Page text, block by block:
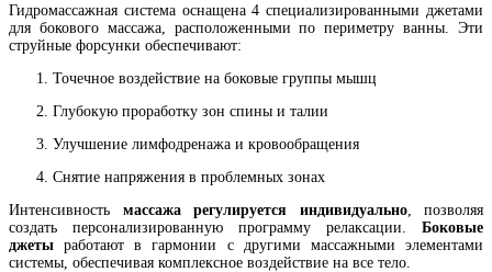
Гидромассажная система оснащена 4 специализированными джетами
для бокового массажа, расположенными по периметру ванны. Эти
струйные форсунки обеспечивают:
Точечное воздействие на боковые группы мышц
Глубокую проработку зон спины и талии
Улучшение лимфодренажа и кровообращения
Снятие напряжения в проблемных зонах
Интенсивность массажа регулируется индивидуально, позволяя
создать персонализированную программу релаксации. Боковые
джеты работают в гармонии с другими массажными элементами
системы, обеспечивая комплексное воздействие на все тело.